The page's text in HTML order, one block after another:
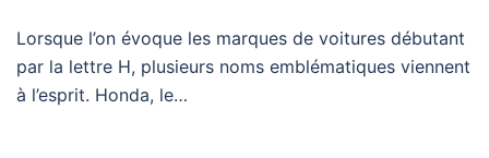
Lorsque l’on évoque les marques de voitures débutant
par la lettre H, plusieurs noms emblématiques viennent
à l’esprit. Honda, le…